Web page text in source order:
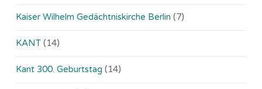
Kaiser Wilhelm Gedächtniskirche Berlin (7)
KANT (14)
Kant 300. Geburtstag (14)